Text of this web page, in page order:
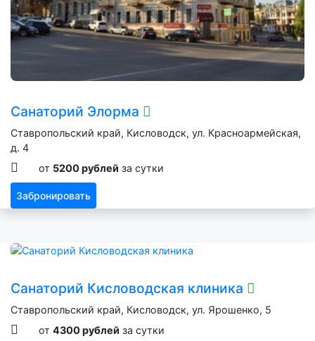
Санаторий Элорма
Ставропольский край, Кисловодск, ул. Красноармейская,
д. 4
от 5200 рублей за сутки
Забронировать
Санаторий Кисловодская клиника
Ставропольский край, Кисловодск, ул. Ярошенко, 5
от 4300 рублей за сутки